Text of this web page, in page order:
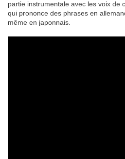
partie instrumentale avec les voix de
qui prononce des phrases en
même en japonnais.